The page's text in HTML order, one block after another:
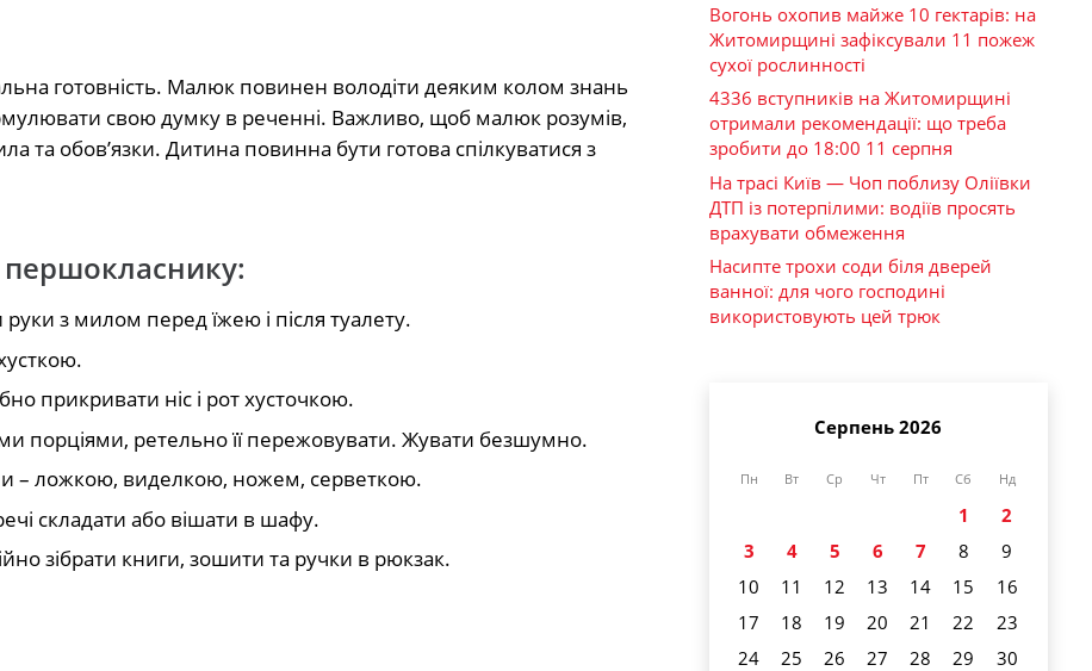
готовність. Малюк повинен володіти деяким колом знань
свою думку в реченні. Важливо, щоб малюк розумів,
та обов’язки. Дитина повинна бути готова спілкуватися з
першокласнику:
з милом перед їжею і після туалету.
прикривати ніс і рот хусточкою.
порціями, ретельно її пережовувати. Жувати безшумно.
– ложкою, виделкою, ножем, серветкою.
складати або вішати в шафу.
зібрати книги, зошити та ручки в рюкзак.
Вогонь охопив майже 10 гектарів: на
Житомирщині зафіксували 11 пожеж
сухої рослинності
4336 вступників на Житомирщині
отримали рекомендації: що треба
зробити до 18:00 11 серпня
На трасі Київ — Чоп поблизу Оліївки
ДТП із потерпілими: водіїв просять
врахувати обмеження
Насипте трохи соди біля дверей
ванної: для чого господині
використовують цей трюк
Серпень 2026
Пн Вт Ср Чт Пт Сб Нд
1
2
3
4 5 6 7 8
9
10
11 12 13 14 15
16
17
18 19 20 21 22
23
24
25 26 27 28 29
30